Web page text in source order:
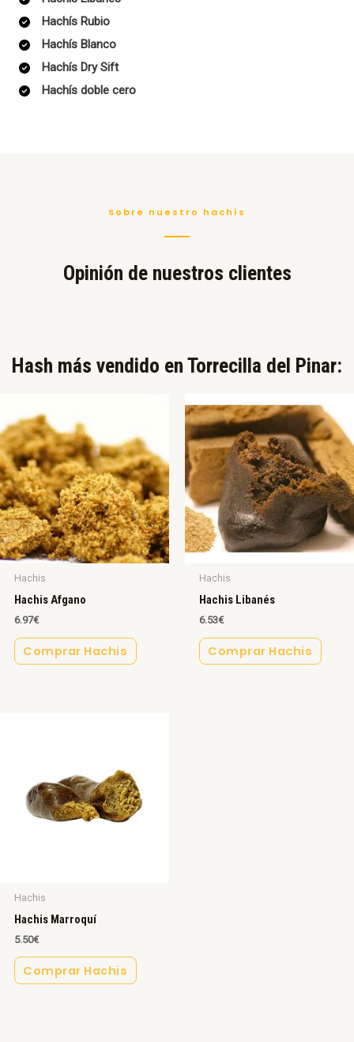
Hachís Rubio
Hachís Blanco
Hachís Dry Sift
Hachís doble cero
Sobre nuestro hachís
Opinión de nuestros clientes
Hash más vendido en Torrecilla del Pinar:​
Hachis
Hachis Afgano
6.97€
Comprar Hachis
Hachis
Hachis Libanés
6.53€
Comprar Hachis
Hachis
Hachis Marroquí
5.50€
Comprar Hachis